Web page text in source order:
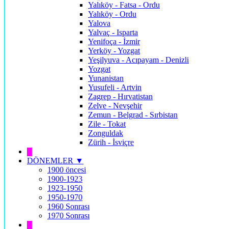
Yalıköy - Fatsa - Ordu
Yalıköy - Ordu
Yalova
Yalvaç - Isparta
Yenifoça - İzmir
Yerköy - Yozgat
Yeşilyuva - Acıpayam - Denizli
Yozgat
Yunanistan
Yusufeli - Artvin
Zagrep - Hırvatistan
Zelve - Nevşehir
Zemun - Belgrad - Sırbistan
Zile - Tokat
Zonguldak
Zürih - İsviçre
DÖNEMLER ▼
1900 öncesi
1900-1923
1923-1950
1950-1970
1960 Sonrası
1970 Sonrası